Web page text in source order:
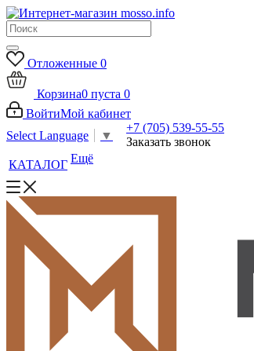
Отложенные 0
Корзина0 пуста 0
ВойтиМой кабинет
Select Language
▼
+7 (705) 539-55-55
Заказать звонок
КАТАЛОГ Ещё